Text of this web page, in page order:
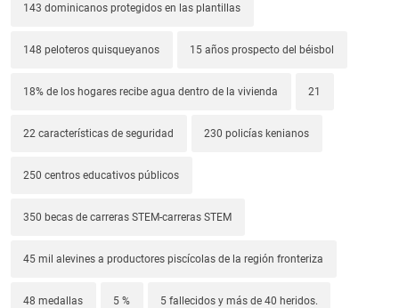
143 dominicanos protegidos en las plantillas
148 peloteros quisqueyanos 15 años prospecto del béisbol
18% de los hogares recibe agua dentro de la vivienda 21
22 características de seguridad 230 policías kenianos
250 centros educativos públicos
350 becas de carreras STEM-carreras STEM
45 mil alevines a productores piscícolas de la región fronteriza
48 medallas 5 % 5 fallecidos y más de 40 heridos.